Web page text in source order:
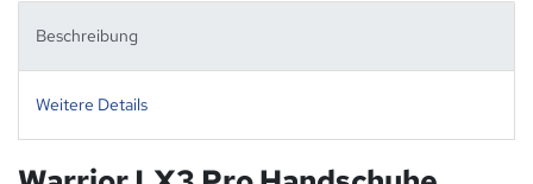
Beschreibung
Weitere Details